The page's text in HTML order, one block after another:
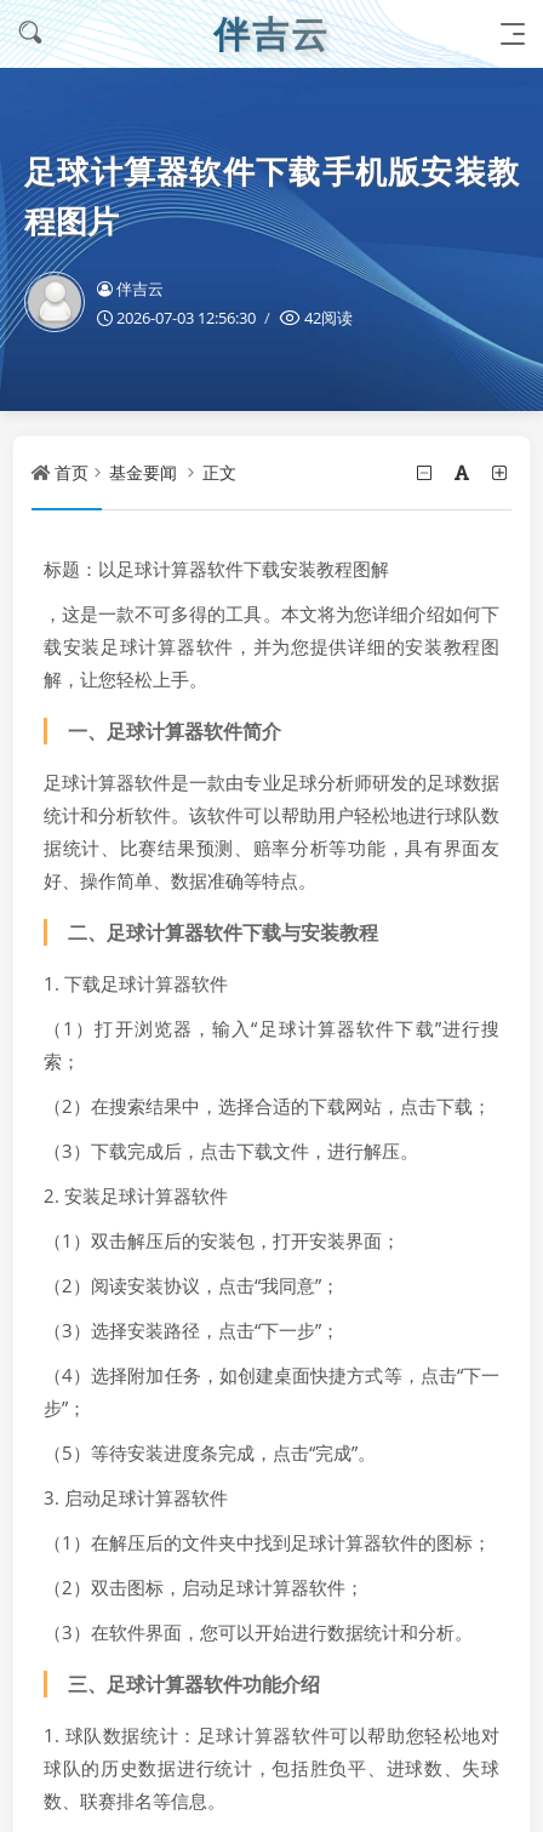
伴吉云
足球计算器软件下载手机版安装教
程图片
伴吉云
2026-07-03 12:56:30
42阅读
首页 基金要闻 正文
标题：以足球计算器软件下载安装教程图解
，这是一款不可多得的工具。本文将为您详细介绍如何下
载安装足球计算器软件，并为您提供详细的安装教程图
解，让您轻松上手。
一、足球计算器软件简介
足球计算器软件是一款由专业足球分析师研发的足球数据
统计和分析软件。该软件可以帮助用户轻松地进行球队数
据统计、比赛结果预测、赔率分析等功能，具有界面友
好、操作简单、数据准确等特点。
二、足球计算器软件下载与安装教程
1. 下载足球计算器软件
（1）打开浏览器，输入“足球计算器软件下载”进行搜
索；
（2）在搜索结果中，选择合适的下载网站，点击下载；
（3）下载完成后，点击下载文件，进行解压。
2. 安装足球计算器软件
（1）双击解压后的安装包，打开安装界面；
（2）阅读安装协议，点击“我同意”；
（3）选择安装路径，点击“下一步”；
（4）选择附加任务，如创建桌面快捷方式等，点击“下一
步”；
（5）等待安装进度条完成，点击“完成”。
3. 启动足球计算器软件
（1）在解压后的文件夹中找到足球计算器软件的图标；
（2）双击图标，启动足球计算器软件；
（3）在软件界面，您可以开始进行数据统计和分析。
三、足球计算器软件功能介绍
1. 球队数据统计：足球计算器软件可以帮助您轻松地对
球队的历史数据进行统计，包括胜负平、进球数、失球
数、联赛排名等信息。